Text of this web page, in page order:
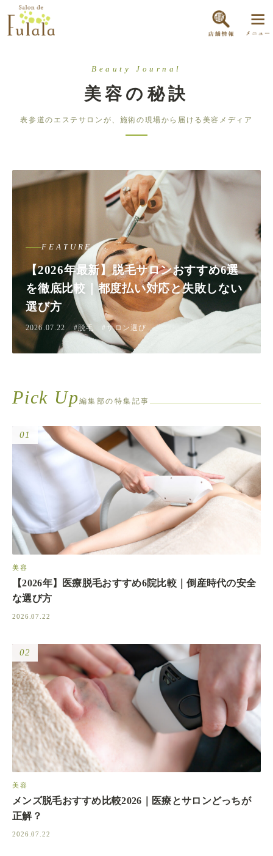
Beauty Journal
美容の秘訣
表参道のエステサロンが、施術の現場から届ける美容メディア
FEATURE
【2026年最新】脱毛サロンおすすめ6選
を徹底比較｜都度払い対応と失敗しない
選び方
2026.07.22 #脱毛 #サロン選び
Pick Up 編集部の特集記事
01
美容
【2026年】医療脱毛おすすめ6院比較｜倒産時代の安全
な選び方
2026.07.22
02
美容
メンズ脱毛おすすめ比較2026｜医療とサロンどっちが
正解？
2026.07.22